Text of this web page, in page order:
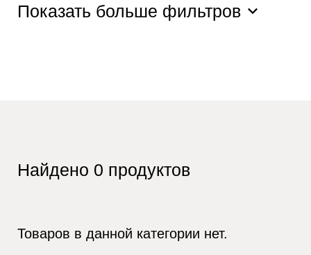
Показать больше фильтров
Найдено 0 продуктов
Товаров в данной категории нет.